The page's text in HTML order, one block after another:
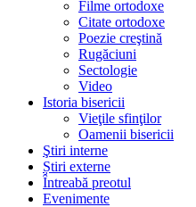
Filme ortodoxe
Citate ortodoxe
Poezie creştină
Rugăciuni
Sectologie
Video
Istoria bisericii
Vieţile sfinţilor
Oamenii bisericii
Ştiri interne
Știri externe
Întreabă preotul
Evenimente